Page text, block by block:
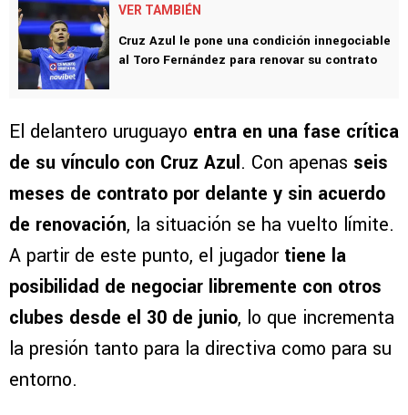
VER TAMBIÉN
Cruz Azul le pone una condición innegociable
al Toro Fernández para renovar su contrato
El delantero uruguayo entra en una fase crítica
de su vínculo con Cruz Azul. Con apenas seis
meses de contrato por delante y sin acuerdo
de renovación, la situación se ha vuelto límite.
A partir de este punto, el jugador tiene la
posibilidad de negociar libremente con otros
clubes desde el 30 de junio, lo que incrementa
la presión tanto para la directiva como para su
entorno.